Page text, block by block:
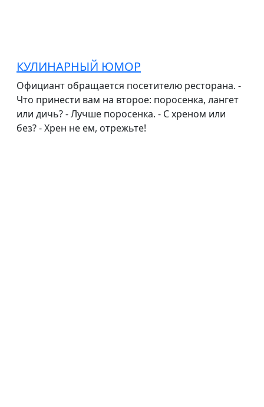
КУЛИНАРНЫЙ ЮМОР
Официант обращается посетителю ресторана. -
Что принести вам на второе: поросенка, лангет
или дичь? - Лучше поросенка. - С хреном или
без? - Хрен не ем, отрежьте!